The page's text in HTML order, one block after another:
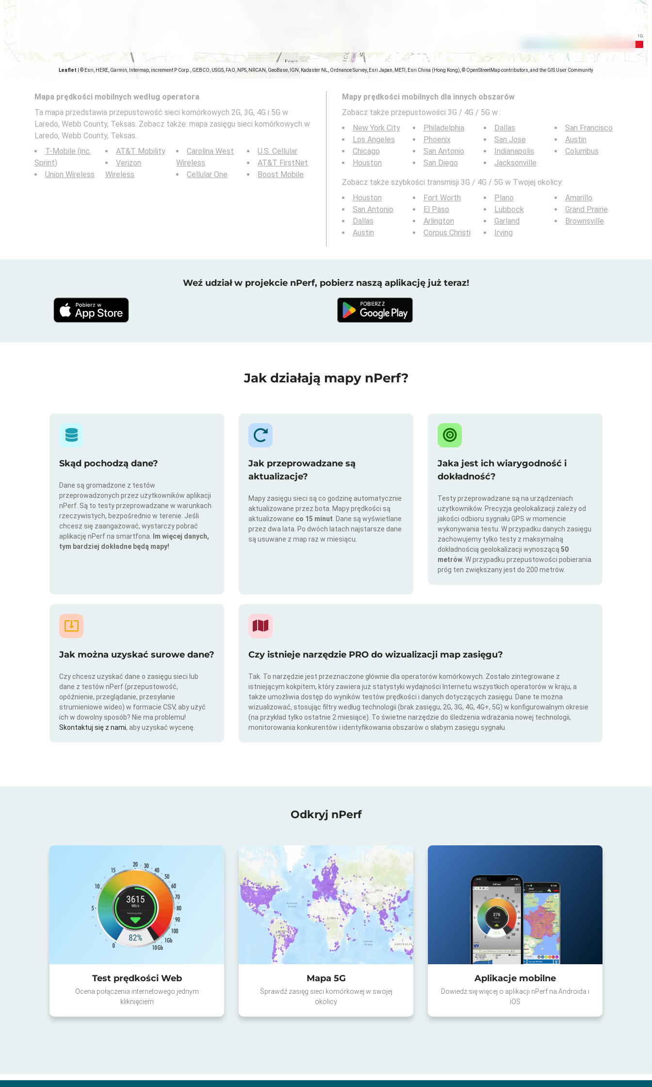
Leaflet © Esri, HERE, Garmin, Intermap, increment P Corp., GEBCO, USGS, FAO, NPS, NRCAN, GeoBase, IGN, Kadaster NL, Ordnance Survey, Esri Japan, METI, Esri China (Hong Kong), © OpenStreetMap contributors, and the GIS User Community
Mapa prędkości mobilnych według operatora
Ta mapa przedstawia przepustowość sieci komórkowych 2G, 3G, 4G i 5G w
Laredo, Webb County, Teksas. Zobacz także: mapa zasięgu sieci komórkowych w
Laredo, Webb County, Teksas.
T-Mobile (inc.
Sprint)
Union Wireless
AT&T Mobility
Verizon
Wireless
Carolina West
Wireless
Cellular One
U.S. Cellular
AT&T FirstNet
Boost Mobile
Mapy prędkości mobilnych dla innych obszarów
Zobacz także przepustowości 3G / 4G / 5G w :
New York City
Los Angeles
Chicago
Houston
Philadelphia
Phoenix
San Antonio
San Diego
Dallas
San Jose
Indianapolis
Jacksonville
San Francisco
Austin
Columbus
Zobacz także szybkości transmisji 3G / 4G / 5G w Twojej okolicy:
Houston
San Antonio
Dallas
Austin
Fort Worth
El Paso
Arlington
Corpus Christi
Plano
Lubbock
Garland
Irving
Amarillo
Grand Prairie
Brownsville
Weź udział w projekcie nPerf, pobierz naszą aplikację już teraz!
Jak działają mapy nPerf?
Skąd pochodzą dane?
Dane są gromadzone z testów
przeprowadzonych przez użytkowników aplikacji
nPerf. Są to testy przeprowadzane w warunkach
rzeczywistych, bezpośrednio w terenie. Jeśli
chcesz się zaangażować, wystarczy pobrać
aplikację nPerf na smartfona.
Im więcej danych,
tym bardziej dokładne będą mapy!
Jak przeprowadzane są
aktualizacje?
Mapy zasięgu sieci są co godzinę automatycznie
aktualizowane przez bota. Mapy prędkości są
aktualizowane co 15 minut . Dane są wyświetlane
przez dwa lata. Po dwóch latach najstarsze dane
są usuwane z map raz w miesiącu.
Jaka jest ich wiarygodność i
dokładność?
Testy przeprowadzane są na urządzeniach
użytkowników. Precyzja geolokalizacji zależy od
jakości odbioru sygnału GPS w momencie
wykonywania testu. W przypadku danych zasięgu
zachowujemy tylko testy z maksymalną
dokładnością geolokalizacji wynoszącą 50
metrów . W przypadku przepustowości pobierania
próg ten zwiększany jest do 200 metrów.
Jak można uzyskać surowe dane?
Czy chcesz uzyskać dane o zasięgu sieci lub
dane z testów nPerf (przepustowość,
opóźnienie, przeglądanie, przesyłanie
strumieniowe wideo) w formacie CSV, aby użyć
ich w dowolny sposób? Nie ma problemu!
Skontaktuj się z nami, aby uzyskać wycenę.
Czy istnieje narzędzie PRO do wizualizacji map zasięgu?
Tak. To narzędzie jest przeznaczone głównie dla operatorów komórkowych. Zostało zintegrowane z
istniejącym kokpitem, który zawiera już statystyki wydajności Internetu wszystkich operatorów w kraju, a
także umożliwia dostęp do wyników testów prędkości i danych dotyczących zasięgu. Dane te można
wizualizować, stosując filtry według technologii (brak zasięgu, 2G, 3G, 4G, 4G+, 5G) w konfigurowalnym okresie
(na przykład tylko ostatnie 2 miesiące). To świetne narzędzie do śledzenia wdrażania nowej technologii,
monitorowania konkurentów i identyfikowania obszarów o słabym zasięgu sygnału.
Odkryj nPerf
Test prędkości Web
Ocena połączenia internetowego jednym
kliknięciem
Mapa 5G
Sprawdź zasięg sieci komórkowej w swojej
okolicy
Aplikacje mobilne
Dowiedz się więcej o aplikacji nPerf na Androida i
iOS